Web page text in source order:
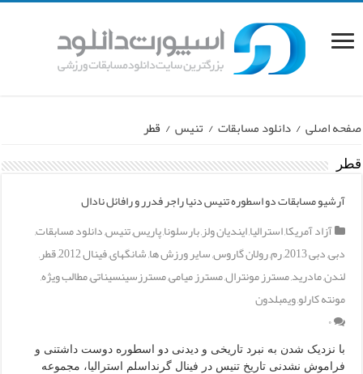
صفحه اصلی / دانلود مسابقات / تنیس / قطر
قطر
آرشیو مسابقات دو اسطوره تنیس دنیا راجر فدرر و رافائل نادال
آزاد آمریکا,استرالیا,ایندیان ولز,بارسلونا,پاریس,تنیس,دانلود مسابقات,
دبی,دبی 2013 ,رم,رولان گاروس,سایر ورزش ها,شانگهای,فینال 2012 ,قطر,
لندن,مادرید,مسترز مونترال,مسترز میامی,مسترزسینسیناتی,مطالب ویژه,
مونته کارلو,ویمبلدون
۰
با نزدیک شدن به نبرد تاریخی و دیدنی دو اسطوره دوست داشتنی و
فراموش نشدنی تاریخ تنیس در فینال گرنداسلم استرالیا، مجموعه